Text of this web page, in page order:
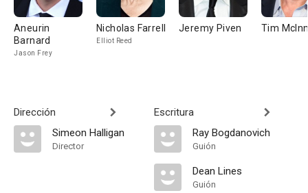
Aneurin
Barnard
Jason Frey
Nicholas Farrell
Elliot Reed
Jeremy Piven Tim
Dirección
Simeon Halligan
Director
Escritura
Ray Bogdanovich
Guión
Dean Lines
Guión